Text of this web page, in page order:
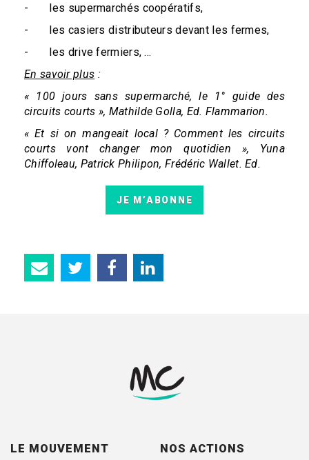
- les supermarchés coopératifs,
- les casiers distributeurs devant les fermes,
- les drive fermiers, …
En savoir plus :
« 100 jours sans supermarché, le 1° guide des
circuits courts », Mathilde Golla, Ed. Flammarion.
« Et si on mangeait local ? Comment les circuits
courts vont changer mon quotidien », Yuna
Chiffoleau, Patrick Philipon, Frédéric Wallet. Ed.
JE M’ABONNE
LE MOUVEMENT NOS ACTIONS